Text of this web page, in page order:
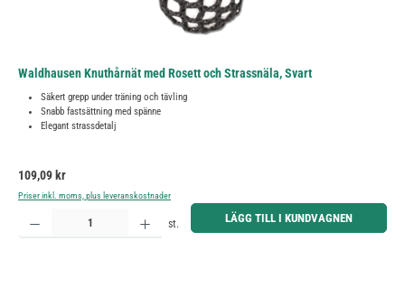
Waldhausen Knuthårnät med Rosett och Strassnäla, Svart
Säkert grepp under träning och tävling
Snabb fastsättning med spänne
Elegant strassdetalj
Ordinarie pris:
109,09 kr
Priser inkl. moms, plus leveranskostnader
Produktkvantitet: Ange önskat belopp eller använd knapparna för att öka eller minska kvantiteten.
st. LÄGG TILL I KUNDVAGNEN